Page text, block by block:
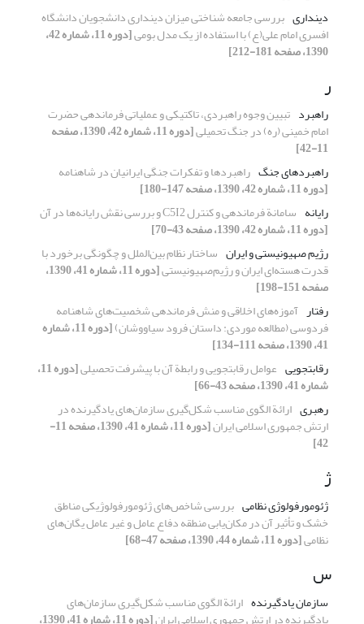
دینداری بررسی جامعه شناختی میزان دینداری دانشجویان دانشگاه
افسری امام علی(ع) با استفاده از یک مدل بومی [دوره 11، شماره 42،
1390، صفحه 181-212]
ر
راهبرد تبیین وجوه راهبردی، تاکتیکی و عملیاتی فرماندهی حضرت
امام خمینی (ره) در جنگ تحمیلی [دوره 11، شماره 42، 1390، صفحه
11-42]
راهبردهای جنگ راهبردها و تفکرات جنگی ایرانیان در شاهنامه
[دوره 11، شماره 42، 1390، صفحه 147-180]
رایانه سامانة فرماندهی و کنترل C5I2 و بررسی نقش رایانه‌ها در آن
[دوره 11، شماره 42، 1390، صفحه 43-70]
رژیم صهیونیستی و ایران ساختار نظام بین‌الملل و چگونگی برخورد با
قدرت هسته‌ای ایران و رژیم‌صهیونیستی [دوره 11، شماره 41، 1390،
صفحه 151-198]
رفتار آموزه‌های اخلاقی و منش فرماندهی شخصیت‌های شاهنامه
فردوسی (مطالعه موردی: داستان فرود سیاووشان) [دوره 11، شماره
41، 1390، صفحه 111-134]
رقابت‏جویی عوامل رقابت‏جویی و رابطة آن با پیشرفت تحصیلی [دوره 11،
شماره 41، 1390، صفحه 43-66]
رهبری ارائة الگوی مناسب شکل‌گیری سازمان‌های یاد‌گیرنده در
ارتش جمهوری اسلامی ایران [دوره 11، شماره 41، 1390، صفحه 11-
42]
ژ
ژئومورفولوژی نظامی بررسی شاخص‌های ژئومورفولوژیکی مناطق
خشک و تأثیر آن در مکان‌یابی منطقه دفاع عامل و غیر عامل یگان‌های
نظامی[دوره 11، شماره 44، 1390، صفحه 47-68]
س
سازمان یادگیرنده ارائة الگوی مناسب شکل‌گیری سازمان‌های
یاد‌گیرنده در ارتش جمهوری اسلامی ایران [دوره 11، شماره 41، 1390،